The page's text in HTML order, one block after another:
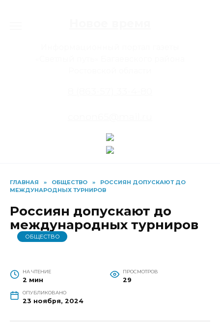
ГЛАВНАЯ » ОБЩЕСТВО »
РОССИЯН ДОПУСКАЮТ ДО
МЕЖДУНАРОДНЫХ ТУРНИРОВ
Россиян допускают до
международных турниров
ОБЩЕСТВО
НА ЧТЕНИЕ
2 мин
ПРОСМОТРОВ
29
ОПУБЛИКОВАНО
23 ноября, 2024